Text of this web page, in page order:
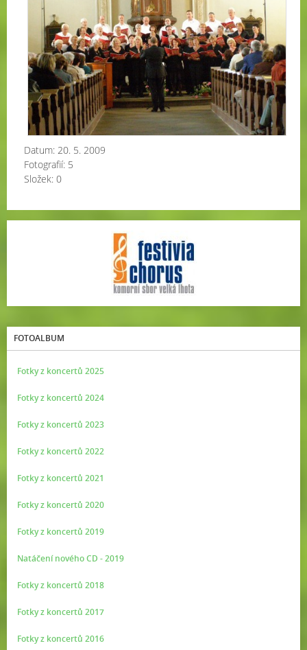
Datum: 20. 5. 2009
Fotografií: 5
Složek: 0
FOTOALBUM
Fotky z koncertů 2025
Fotky z koncertů 2024
Fotky z koncertů 2023
Fotky z koncertů 2022
Fotky z koncertů 2021
Fotky z koncertů 2020
Fotky z koncertů 2019
Natáčení nového CD - 2019
Fotky z koncertů 2018
Fotky z koncertů 2017
Fotky z koncertů 2016